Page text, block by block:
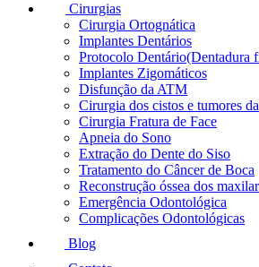
Cirurgias
Cirurgia Ortognática
Implantes Dentários
Protocolo
Implantes Zigomáticos
Disfunção da ATM
Cirurgia dos cistos e tumores
Cirurgia Fratura de Face
Apneia do Sono
Extração do Dente do Siso
Tratamento do Câncer de Boca
Reconstrução óssea dos
Emergência Odontológica
Complicações Odontológicas
Blog